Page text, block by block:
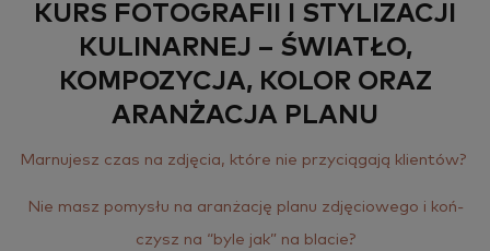
KURS FOTOGRAFII I STYLIZACJI
KULINARNEJ – ŚWIATŁO,
KOMPOZYCJA, KOLOR ORAZ
ARANŻACJA PLANU
Mar­nu­jesz czas na zdję­cia, które nie przy­cią­ga­ją klien­tów?
Nie masz po­my­słu na aran­ża­cję planu zdję­cio­we­go i koń­
czysz na “byle jak” na bla­cie?